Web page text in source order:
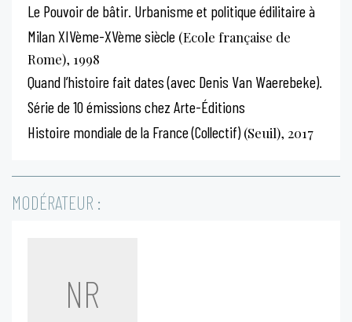
Le Pouvoir de bâtir. Urbanisme et politique édilitaire à
Milan XIVème-XVème siècle (Ecole française de
Rome), 1998
Quand l’histoire fait dates (avec Denis Van Waerebeke).
Série de 10 émissions chez Arte-Éditions
Histoire mondiale de la France (Collectif)(Seuil), 2017
MODÉRATEUR :
NR